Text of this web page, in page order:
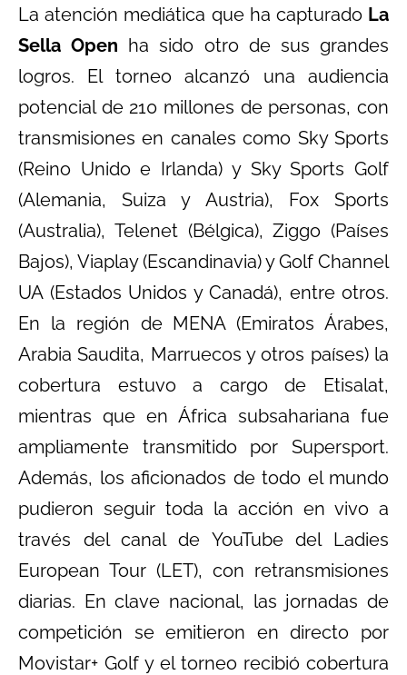
La atención mediática que ha capturado La
Sella Open ha sido otro de sus grandes
logros. El torneo alcanzó una audiencia
potencial de 210 millones de personas, con
transmisiones en canales como Sky Sports
(Reino Unido e Irlanda) y Sky Sports Golf
(Alemania, Suiza y Austria), Fox Sports
(Australia), Telenet (Bélgica), Ziggo (Países
Bajos), Viaplay (Escandinavia) y Golf Channel
UA (Estados Unidos y Canadá), entre otros.
En la región de MENA (Emiratos Árabes,
Arabia Saudita, Marruecos y otros países) la
cobertura estuvo a cargo de Etisalat,
mientras que en África subsahariana fue
ampliamente transmitido por Supersport.
Además, los aficionados de todo el mundo
pudieron seguir toda la acción en vivo a
través del canal de YouTube del Ladies
European Tour (LET), con retransmisiones
diarias. En clave nacional, las jornadas de
competición se emitieron en directo por
Movistar+ Golf y el torneo recibió cobertura